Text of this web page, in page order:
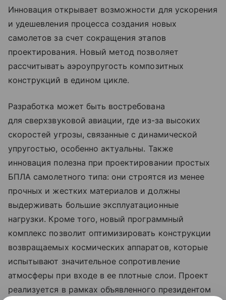
Инновация открывает возможности для ускорения
и удешевления процесса создания новых
самолетов за счет сокращения этапов
проектирования. Новый метод позволяет
рассчитывать аэроупругость композитных
конструкций в едином цикле.
Разработка может быть востребована
для сверхзвуковой авиации, где из-за высоких
скоростей угрозы, связанные с динамической
упругостью, особенно актуальны. Также
инновация полезна при проектировании простых
БПЛА самолетного типа: они строятся из менее
прочных и жестких материалов и должны
выдерживать большие эксплуатационные
нагрузки. Кроме того, новый программный
комплекс позволит оптимизировать конструкции
возвращаемых космических аппаратов, которые
испытывают значительное сопротивление
атмосферы при входе в ее плотные слои. Проект
реализуется в рамках объявленного президентом